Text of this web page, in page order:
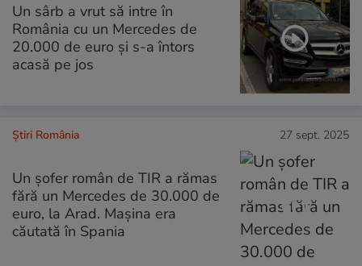
Un sârb a vrut să intre în
România cu un Mercedes de
20.000 de euro și s-a întors
acasă pe jos
Știri România 27 sept. 2025
Un șofer român de TIR a rămas
fără un Mercedes de 30.000 de
euro, la Arad. Mașina era
căutată în Spania